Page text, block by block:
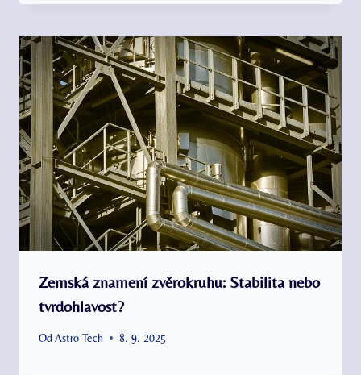
Zemská znamení zvěrokruhu: Stabilita nebo
tvrdohlavost?
Od Astro Tech 8. 9. 2025